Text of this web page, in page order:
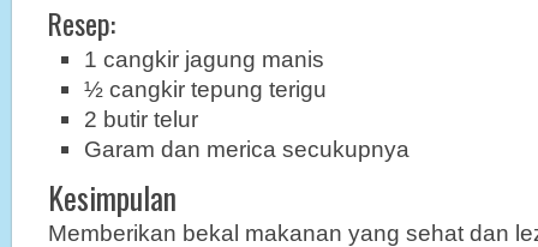
Resep:
1 cangkir jagung manis
½ cangkir tepung terigu
2 butir telur
Garam dan merica secukupnya
Kesimpulan
Memberikan bekal makanan yang sehat dan